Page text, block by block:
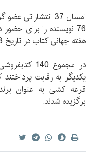
امسال 37
76 نویسنده را برای
هفته جهانی کتاب در تاریخ 23 آویل انتخاب می کنند.
قرعه کشی به عنوان
برگزیده شدند.